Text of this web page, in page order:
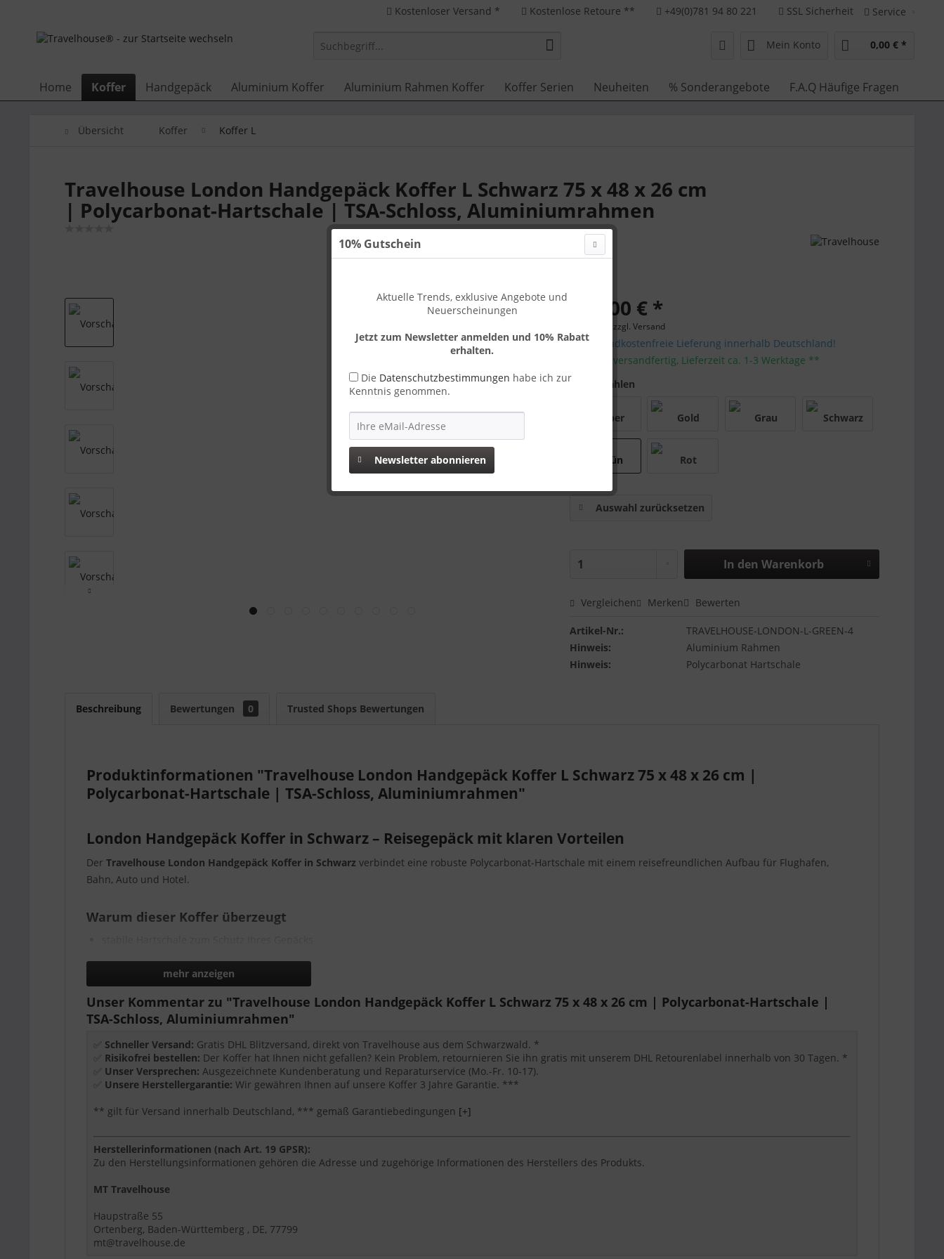
Service
Kostenloser Versand * Kostenlose Retoure ** +49(0)781 94 80 221 SSL Sicherheit
Mein Konto 0,00 € *
Home Koffer Handgepäck Aluminium Koffer Aluminium Rahmen Koffer Koffer Serien Neuheiten % Sonderangebote F.A.Q Häufige Fragen
Übersicht Koffer Koffer L
Travelhouse London Handgepäck Koffer L Schwarz 75 x 48 x 26 cm
| Polycarbonat-Hartschale | TSA-Schloss, Aluminiumrahmen
199,00 € *
zzgl. Versand
Versandkostenfreie Lieferung innerhalb Deutschland!
Sofort versandfertig, Lieferzeit ca. 1-3 Werktage **
Farbe wählen
Auswahl zurücksetzen
In den Warenkorb
Vergleichen Merken Bewerten
Artikel-Nr.:
TRAVELHOUSE-LONDON-L-GREEN-4
Hinweis:
Aluminium Rahmen
Hinweis:
Polycarbonat Hartschale
Beschreibung Bewertungen 0 Trusted Shops Bewertungen
Produktinformationen "Travelhouse London Handgepäck Koffer L Schwarz 75 x 48 x 26 cm |
Polycarbonat-Hartschale | TSA-Schloss, Aluminiumrahmen"
London Handgepäck Koffer in Schwarz – Reisegepäck mit klaren Vorteilen
Der Travelhouse London Handgepäck Koffer in Schwarz verbindet eine robuste Polycarbonat-Hartschale mit einem reisefreundlichen Aufbau für Flughafen,
Bahn, Auto und Hotel.
Warum dieser Koffer überzeugt
übersichtlicher Innenraum für Kleidung, Technik und Reiseutensilien
geeignet für Urlaub, Businessreise und Alltag
Wichtige Ausstattung
TSA-Schloss
Aluminiumrahmen
zipperless Design
360° Rollen
Produktdetails
Größe:L
Maße:75 x 48 x 26 cm
Volumen:108 L
Material:Polycarbonat-Hartschale
Für wen eignet sich dieser Artikel?
Dieser Artikel ist eine passende Wahl, wenn Sie nach einem handgepäck koffer von Travelhouse suchen, der robust, komfortabel und suchmaschinenklar
mehr anzeigen
Unser Kommentar zu "Travelhouse London Handgepäck Koffer L Schwarz 75 x 48 x 26 cm | Polycarbonat-Hartschale |
TSA-Schloss, Aluminiumrahmen"
Schneller Versand: Gratis DHL Blitzversand, direkt von Travelhouse aus dem Schwarzwald. *
Risikofrei bestellen: Der Koffer hat Ihnen nicht gefallen? Kein Problem, retournieren Sie ihn gratis mit unserem DHL Retourenlabel innerhalb von 30 Tagen. *
Unser Versprechen: Ausgezeichnete Kundenberatung und Reparaturservice (Mo.-Fr. 10-17).
Unsere Herstellergarantie: Wir gewähren Ihnen auf unsere Koffer 3 Jahre Garantie. ***
** gilt für Versand innerhalb Deutschland, *** gemäß Garantiebedingungen [+]
Herstellerinformationen (nach Art. 19 GPSR):
Zu den Herstellungsinformationen gehören die Adresse und zugehörige Informationen des Herstellers des Produkts.
MT Travelhouse
Haupstraße 55
Ortenberg, Baden-Württemberg , DE, 77799
mt@travelhouse.de
10% Gutschein
Aktuelle Trends, exklusive Angebote und
Neuerscheinungen
Jetzt zum Newsletter anmelden und 10% Rabatt
erhalten.
Die Datenschutzbestimmungen habe ich zur
Kenntnis genommen.
Newsletter abonnieren